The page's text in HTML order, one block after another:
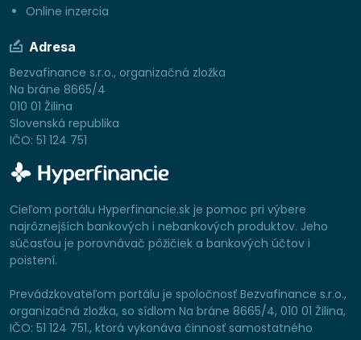
Online inzercia
Adresa
Bezvafinance s.r.o., organizačná zložka
Na bráne 8665/4
010 01 Žilina
Slovenská republika
IČO: 51 124 751
Cieľom portálu Hyperfinancie.sk je pomoc pri výbere
najrôznejších bankových i nebankových produktov. Jeho
súčasťou je porovnávač pôžičiek a bankových účtov i
poistení.
Prevádzkovateľom portálu je spoločnosť Bezvafinance s.r.o.,
organizačná zložka, so sídlom Na bráne 8665/4, 010 01 Žilina,
IČO: 51 124 751., ktorá vykonáva činnosť samostatného